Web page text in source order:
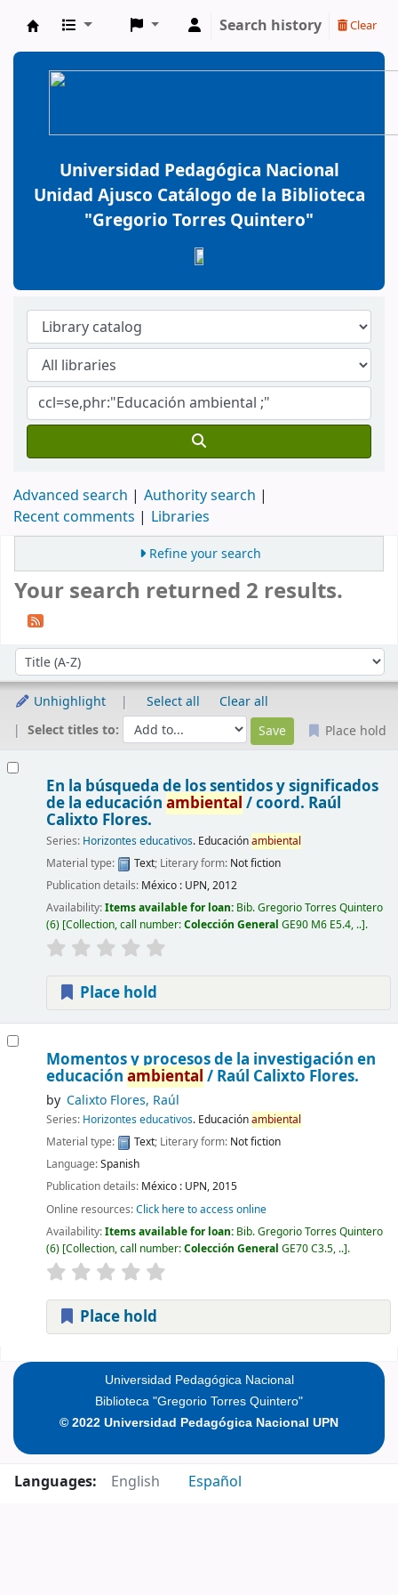
BiblioGTQ
Search history Clear
Universidad Pedagógica Nacional
Unidad Ajusco Catálogo de la Biblioteca
"Gregorio Torres Quintero"
Advanced search
Authority search
Recent comments
Libraries
Refine your search
Your search returned 2 results.
Sort by:
Unhighlight Select all
Clear all
Select titles to:
Place hold
En la búsqueda de los sentidos y significados
de la educación ambiental /coord. Raúl
Calixto Flores.
Series: Horizontes educativos. Educaciónambiental
Material type:
Text; Literary form: Not fiction
Publication details: México : UPN,2012
Availability:Items available for loan: Bib. Gregorio Torres Quintero
(6) Collection, call number:Colección General GE90 M6 E5.4, .. .
Place hold
Momentos y procesos de la investigación en
educación ambiental / Raúl Calixto Flores.
by Calixto Flores, Raúl
Series: Horizontes educativos. Educaciónambiental
Material type:
Text; Literary form: Not fiction
Language:Spanish
Publication details: México : UPN,2015
Online resources:Click here to access online
Availability:Items available for loan: Bib. Gregorio Torres Quintero
(6) Collection, call number:Colección General GE70 C3.5, .. .
Place hold
Universidad Pedagógica Nacional
Biblioteca "Gregorio Torres Quintero"
© 2022 Universidad Pedagógica Nacional UPN
Languages: English Español